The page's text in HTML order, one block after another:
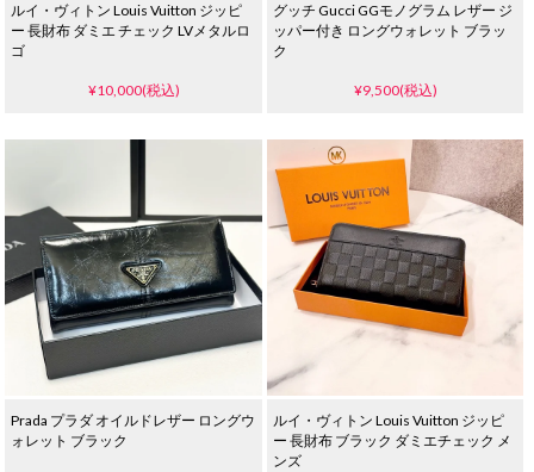
ルイ・ヴィトン Louis Vuitton ジッピ
ー 長財布 ダミエ チェック LVメタルロ
ゴ
¥10,000(税込)
グッチ Gucci GGモノグラム レザー ジ
ッパー付き ロングウォレット ブラッ
ク
¥9,500(税込)
Prada プラダ オイルドレザー ロングウ
ォレット ブラック
ルイ・ヴィトン Louis Vuitton ジッピ
ー 長財布 ブラック ダミエチェック メ
ンズ